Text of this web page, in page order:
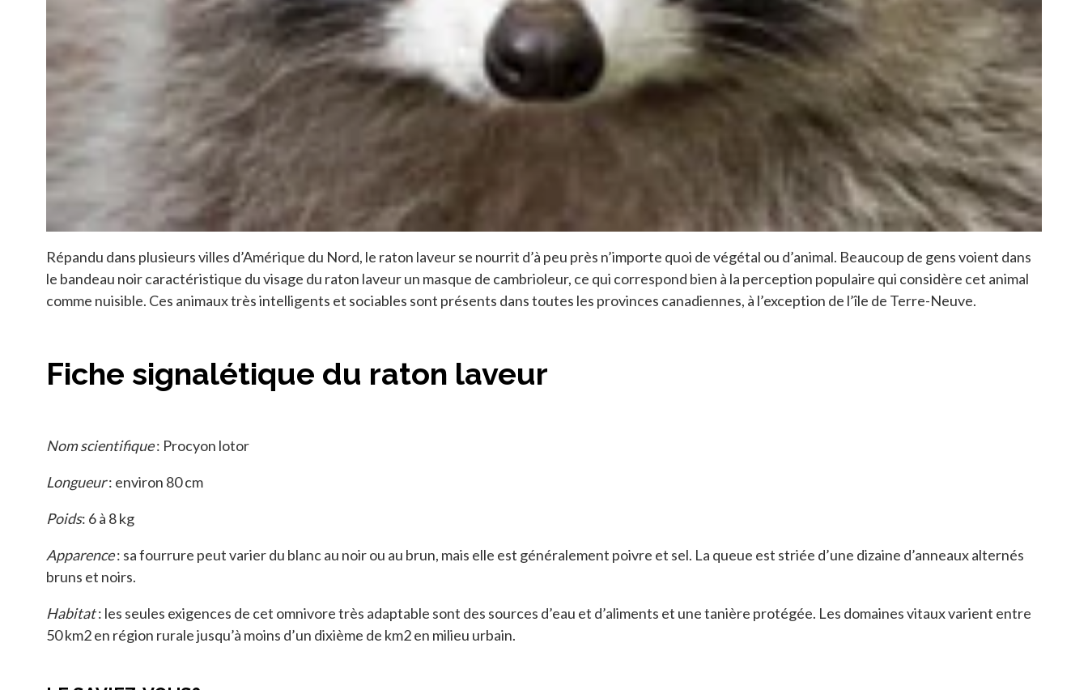
Répandu dans plusieurs villes d’Amérique du Nord, le raton laveur se nourrit d’à peu près n’importe quoi de végétal ou d’animal. Beaucoup de gens voient dans
le bandeau noir caractéristique du visage du raton laveur un masque de cambrioleur, ce qui correspond bien à la perception populaire qui considère cet animal
comme nuisible. Ces animaux très intelligents et sociables sont présents dans toutes les provinces canadiennes, à l’exception de l’île de Terre-Neuve.
Fiche signalétique du raton laveur
Nom scientifique: Procyon lotor
Longueur: environ 80 cm
Poids: 6 à 8 kg
Apparence: sa fourrure peut varier du blanc au noir ou au brun, mais elle est généralement poivre et sel. La queue est striée d’une dizaine d’anneaux alternés
bruns et noirs.
Habitat: les seules exigences de cet omnivore très adaptable sont des sources d’eau et d’aliments et une tanière protégée. Les domaines vitaux varient entre
50 km2 en région rurale jusqu’à moins d’un dixième de km2 en milieu urbain.